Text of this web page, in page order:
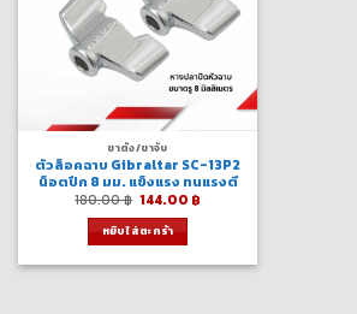
ขาตั้ง/ขาจับ
ตัวล็อคฉาบ Gibraltar SC-13P2
น็อตปีก 8 มม. แข็งแรง ทนแรงตี
180.00฿ Original
was:
180.00 ฿.
144.00 ฿Current
หยิบใส่ตะกร้า